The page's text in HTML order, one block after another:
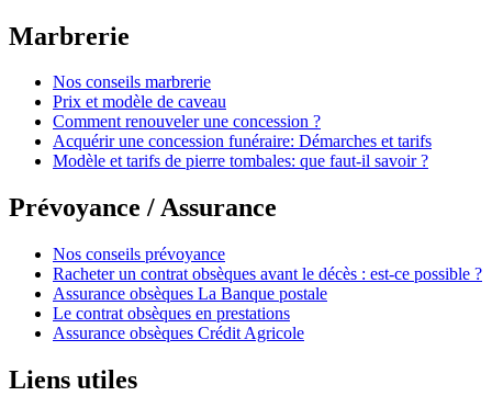
Marbrerie
Nos conseils marbrerie
Prix et modèle de caveau
Comment renouveler une concession ?
Acquérir une concession funéraire: Démarches et tarifs
Modèle et tarifs de pierre tombales: que faut-il savoir ?
Prévoyance / Assurance
Nos conseils prévoyance
Racheter un contrat obsèques avant le décès : est-ce possible ?
Assurance obsèques La Banque postale
Le contrat obsèques en prestations
Assurance obsèques Crédit Agricole
Liens utiles